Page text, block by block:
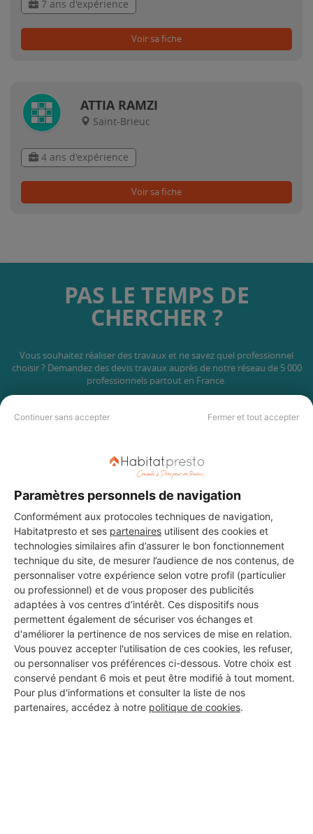
Continuer sans accepter Fermer et tout accepter
Paramètres personnels de navigation
Conformément aux protocoles techniques de navigation,
Habitatpresto et ses partenaires utilisent des cookies et
technologies similaires afin d’assurer le bon fonctionnement
technique du site, de mesurer l’audience de nos contenus, de
personnaliser votre expérience selon votre profil (particulier
ou professionnel) et de vous proposer des publicités
adaptées à vos centres d’intérêt. Ces dispositifs nous
permettent également de sécuriser vos échanges et
d'améliorer la pertinence de nos services de mise en relation.
Vous pouvez accepter l'utilisation de ces cookies, les refuser,
ou personnaliser vos préférences ci-dessous. Votre choix est
conservé pendant 6 mois et peut être modifié à tout moment.
Pour plus d'informations et consulter la liste de nos
partenaires, accédez à notre politique de cookies.
7 ans d'expérience
Voir sa fiche
ATTIA RAMZI
Saint-Brieuc
4 ans d'expérience
Voir sa fiche
PAS LE TEMPS DE
CHERCHER ?
Vous souhaitez réaliser des travaux et ne savez quel professionnel
choisir ? Demandez des devis travaux auprès de notre réseau de 5 000
professionnels partout en France.